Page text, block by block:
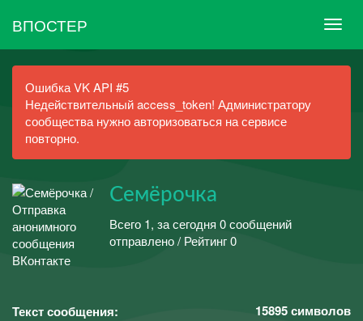
ВПОСТЕР
Ошибка VK API #5
Недействительный access_token! Администратору
сообщества нужно авторизоваться на сервисе
повторно.
Семёрочка
Всего 1, за сегодня 0 сообщений
отправлено / Рейтинг 0
Текст сообщения: 15895символов